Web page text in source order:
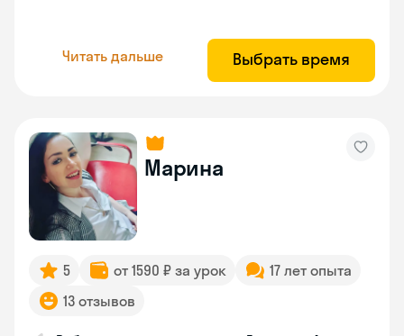
Читать дальше Выбрать время
Марина
5 от 1590 ₽ за урок
17 лет опыта
13 отзывов